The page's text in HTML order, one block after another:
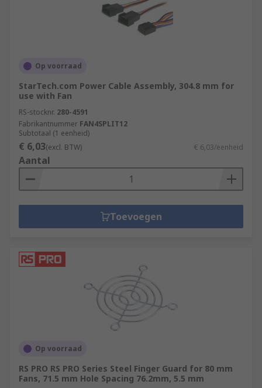
Op voorraad
StarTech.com Power Cable Assembly, 304.8 mm for
use with Fan
RS-stocknr. 280-4591
Fabrikantnummer FAN4SPLIT12
Subtotaal (1 eenheid)
€ 6,03(excl. BTW) € 6,03/eenheid
Aantal
Toevoegen
Op voorraad
RS PRO RS PRO Series Steel Finger Guard for 80 mm
Fans, 71.5 mm Hole Spacing 76.2mm, 5.5 mm